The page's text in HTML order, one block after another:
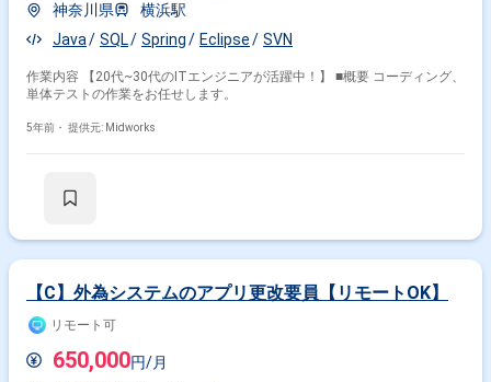
神奈川県
横浜駅
Java
SQL Spring Eclipse SVN
作業内容 【20代~30代のITエンジニアが活躍中！】 ■概要 コーディング、
単体テストの作業をお任せします。
5年前・ 提供元: Midworks
【C】外為システムのアプリ更改要員【リモートOK】
リモート可
650,000円/月